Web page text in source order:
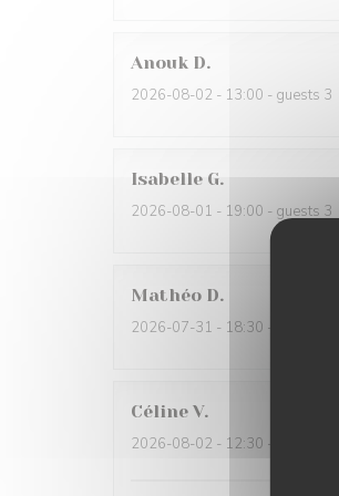
Anouk D
2026-08-02 - 13:00 - guests 3
Isabelle G
2026-08-01 - 19:00 - guests 3
Mathéo D
2026-07-31 - 18:30 - guests 2
Céline V
2026-08-02 - 12:30 - guests 6